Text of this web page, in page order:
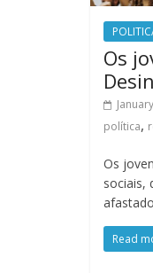
Os
política,
Os
sociais,
Read